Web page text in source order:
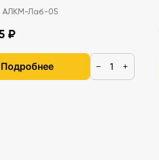
АЛКМ-Лаб-05
₽
Подробнее − +